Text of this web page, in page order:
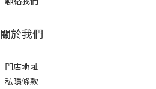
關於我們
門店地址
私隱條款